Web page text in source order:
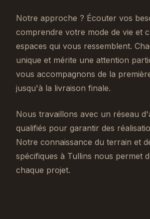
Notre approche ? Écouter vos
comprendre votre mode de vie et
espaces qui vous ressemblent.
unique et mérite une attention
vous accompagnons de la
jusqu'à la livraison finale.
Nous travaillons avec un réseau
qualifiés pour garantir des
Notre connaissance du terrain et
spécifiques à Tullins nous permet
chaque projet.